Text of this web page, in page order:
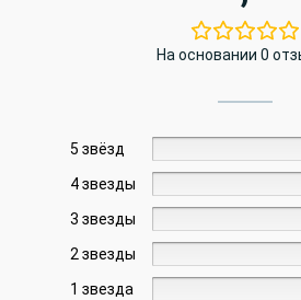
На основании 0
5 звёзд
4 звезды
3 звезды
2 звезды
1 звезда